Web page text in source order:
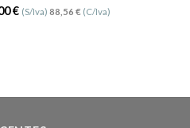
€ (S/Iva) 88,56 € (C/Iva)